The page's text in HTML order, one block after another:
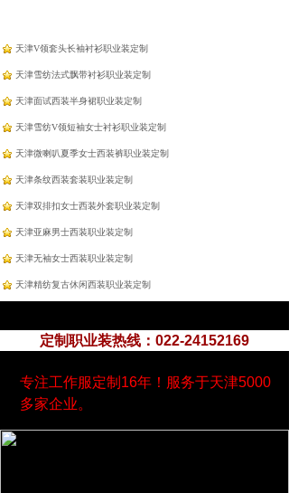
天津V领套头长袖衬衫职业装定制
天津雪纺法式飘带衬衫职业装定制
天津面试西装半身裙职业装定制
天津雪纺V领短袖女士衬衫职业装定制
天津微喇叭夏季女士西装裤职业装定制
天津条纹西装套装职业装定制
天津双排扣女士西装外套职业装定制
天津亚麻男士西装职业装定制
天津无袖女士西装职业装定制
天津精纺复古休闲西装职业装定制
定制职业装热线：022-24152169
专注工作服定制16年！服务于天津5000
多家企业。